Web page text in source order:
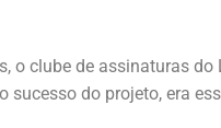
o clube de assinaturas do
sucesso do projeto, era